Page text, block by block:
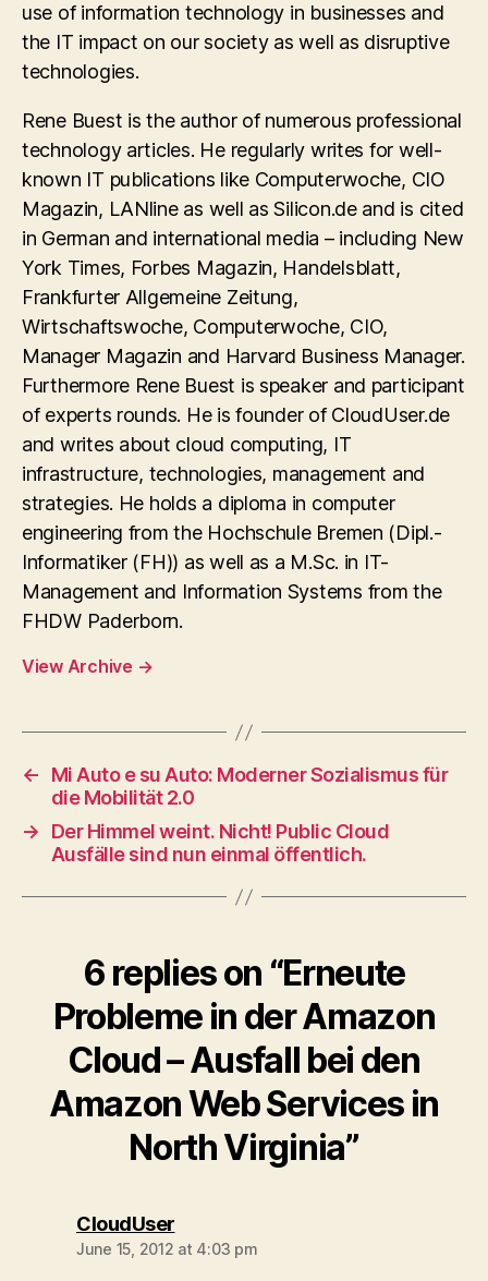
use of information technology in businesses and
the IT impact on our society as well as disruptive
technologies.
Rene Buest is the author of numerous professional
technology articles. He regularly writes for well-
known IT publications like Computerwoche, CIO
Magazin, LANline as well as Silicon.de and is cited
in German and international media – including New
York Times, Forbes Magazin, Handelsblatt,
Frankfurter Allgemeine Zeitung,
Wirtschaftswoche, Computerwoche, CIO,
Manager Magazin and Harvard Business Manager.
Furthermore Rene Buest is speaker and participant
of experts rounds. He is founder of CloudUser.de
and writes about cloud computing, IT
infrastructure, technologies, management and
strategies. He holds a diploma in computer
engineering from the Hochschule Bremen (Dipl.-
Informatiker (FH)) as well as a M.Sc. in IT-
Management and Information Systems from the
FHDW Paderborn.
View Archive →
←
Mi Auto e su Auto: Moderner Sozialismus für
die Mobilität 2.0
→
Der Himmel weint. Nicht! Public Cloud
Ausfälle sind nun einmal öffentlich.
6 replies on “Erneute
Probleme in der Amazon
Cloud – Ausfall bei den
Amazon Web Services in
North Virginia”
CloudUsersays:
June 15, 2012 at 4:03 pm